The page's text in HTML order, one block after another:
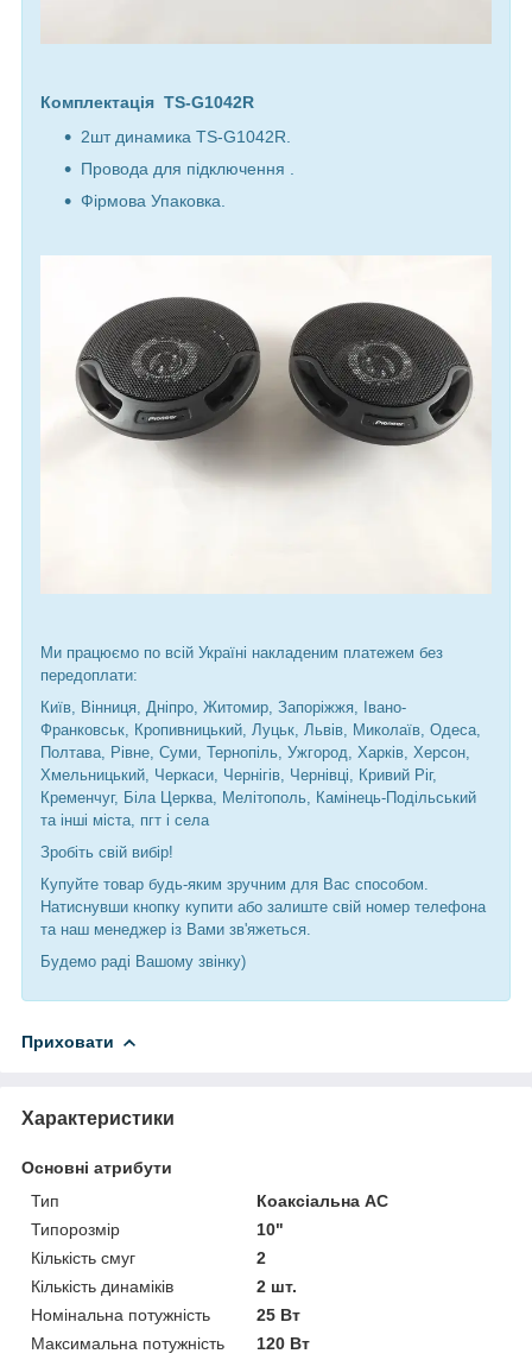
Комплектація TS-G1042R
2шт динамика TS-G1042R.
Провода для підключення .
Фірмова Упаковка.
Ми працюємо по всій Україні накладеним платежем без
передоплати:
Київ, Вінниця, Дніпро, Житомир, Запоріжжя, Івано-
Франковськ, Кропивницький, Луцьк, Львів, Миколаїв, Одеса,
Полтава, Рівне, Суми, Тернопіль, Ужгород, Харків, Херсон,
Хмельницький, Черкаси, Чернігів, Чернівці, Кривий Ріг,
Кременчуг, Біла Церква, Мелітополь, Камінець-Подільський
та інші міста, пгт і села
Зробіть свій вибір!
Купуйте товар будь-яким зручним для Вас способом.
Натиснувши кнопку купити або залиште свій номер телефона
та наш менеджер із Вами зв'яжеться.
Будемо раді Вашому звінку)
Приховати
Характеристики
Основні атрибути
Тип
Коаксіальна АС
Типорозмір
10"
Кількість смуг
2
Кількість динаміків
2 шт.
Номінальна потужність
25 Вт
Максимальна потужність
120 Вт